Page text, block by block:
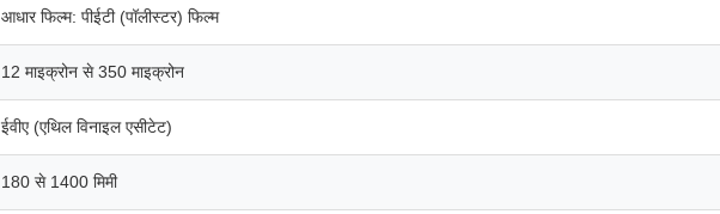
आधार फिल्म: पीईटी (पॉलीस्टर) फिल्म
12 माइक्रोन से 350 माइक्रोन
ईवीए (एथिल विनाइल एसीटेट)
180 से 1400 मिमी